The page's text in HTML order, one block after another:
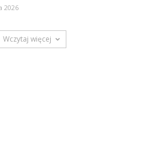
2026
Wczytaj więcej